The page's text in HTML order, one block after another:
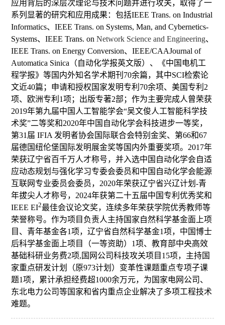
应用背后的深层次理论与技术问题并进行攻关，取得了一
系列显著的研究和应用成果：包括IEEE Trans. on Industrial
Informatics、IEEE Trans. on Systems, Man, and Cybernetics-
Systems、IEEE Trans. onNetwork Science and Engineering、
IEEE Trans. on Energy Conversion、IEEE/CAAJournal of
Automatica Sinica（自动化学报英文版）、《中国电机工
程学报》等国内外知名学术期刊70余篇，其中SCI检索论
文近40篇；申请和授权国家发明专利70余项、美国专利2
项、欧洲专利1项；出版专著2部；作为主要完成人曾荣获
2019年第九届中国人工智能学会“吴文俊人工智能科学技
术奖”二等奖和2020年中国自动化学会科技进步一等奖，
第31届 IFIA 发明者协会国际联合会特别金奖、第66和67
届德国纽伦堡国际发明展金奖等国内外重要奖项。2017年
荣获辽宁省百千万人才称号，并入选中国自动化学会自适
应动态规划与强化学习专委会委员和中国自动化学会能源
互联网专业委员会委员，2020年荣获辽宁省兴辽计划-青
年拔尖人才称号，2024年获第二十五届中国专利优秀奖和
IEEE EI2最佳会议论文奖，连续多年荣获学院优秀教师等
荣誉称号。作为项目负责人主持国家自然科学基金面上项
目、 青年基金各1项，辽宁省自然科学基金1项，中国博士
后科学基金面上项目（一等资助）1项、教育部中央高效
基础科研业务费2项,国网公司科技攻关项目15项，主持国
家重点研发计划（原973计划）变革性课题重点专项子课
题1项，累计承担经费超1000余万元，为国家电网公司、
东北电力公司等国家和省内重点企业解决了多项工程技术
难题。